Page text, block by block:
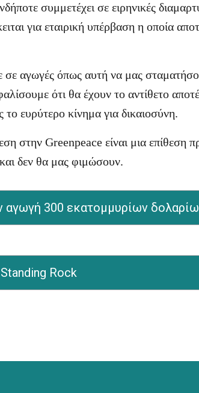
συμμετέχει σε ειρηνικές
για εταιρική υπέρβαση η οποία
σε αγωγές όπως αυτή να μας
ότι θα έχουν το αντίθετο
ευρύτερο κίνημα για δικαιοσύνη.
στην Greenpeace είναι μια
δεν θα μας φιμώσουν.
αγωγή 300 εκατομμυρίων
Rock